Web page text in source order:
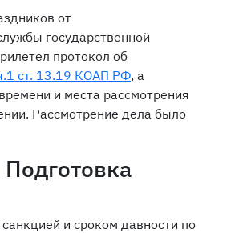
от
государственной
протокол об
ст. 13.19 КОАП РФ, а
и места рассмотрения
Рассмотрение дела было
и сроком давности по